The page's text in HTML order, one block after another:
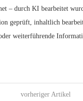
– durch KI bearbeitet
geprüft, inhaltlich
weiterführende
vorheriger Artikel